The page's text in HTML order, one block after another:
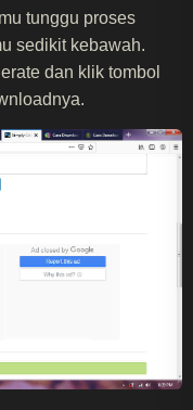
tunggu proses
sedikit kebawah.
dan klik tombol